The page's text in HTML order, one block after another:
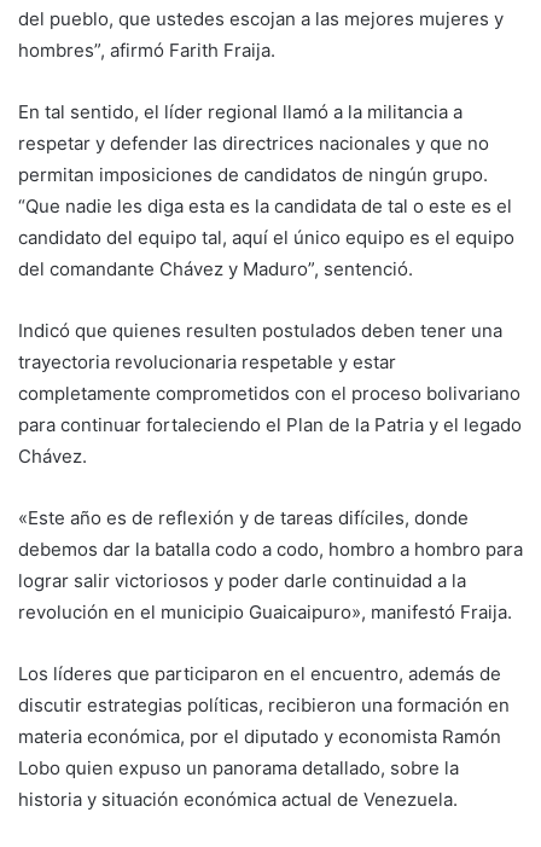
del pueblo, que ustedes escojan a las mejores mujeres y
hombres”, afirmó Farith Fraija.
En tal sentido, el líder regional llamó a la militancia a
respetar y defender las directrices nacionales y que no
permitan imposiciones de candidatos de ningún grupo.
“Que nadie les diga esta es la candidata de tal o este es el
candidato del equipo tal, aquí el único equipo es el equipo
del comandante Chávez y Maduro”, sentenció.
Indicó que quienes resulten postulados deben tener una
trayectoria revolucionaria respetable y estar
completamente comprometidos con el proceso bolivariano
para continuar fortaleciendo el Plan de la Patria y el legado
Chávez.
«Este año es de reflexión y de tareas difíciles, donde
debemos dar la batalla codo a codo, hombro a hombro para
lograr salir victoriosos y poder darle continuidad a la
revolución en el municipio Guaicaipuro», manifestó Fraija.
Los líderes que participaron en el encuentro, además de
discutir estrategias políticas, recibieron una formación en
materia económica, por el diputado y economista Ramón
Lobo quien expuso un panorama detallado, sobre la
historia y situación económica actual de Venezuela.